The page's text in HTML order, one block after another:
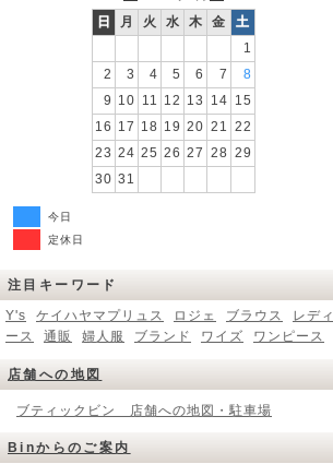
日
月 火 水 木 金
土
1
2
3 4 5 6 7
8
9 10 11 12 13 14 15
16 17 18 19 20 21 22
23 24 25 26 27 28 29
30 31
今日
定休日
注目キーワード
Y's
ケイハヤマプリュス ロジェ ブラウス
レディ
ース
通販 婦人服 ブランド ワイズ ワンピース
店舗への地図
ブティックビン 店舗への地図・駐車場
Binからのご案内